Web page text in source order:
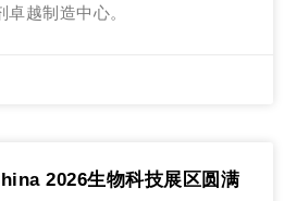
越制造中心。
2026生物科技展区圆满